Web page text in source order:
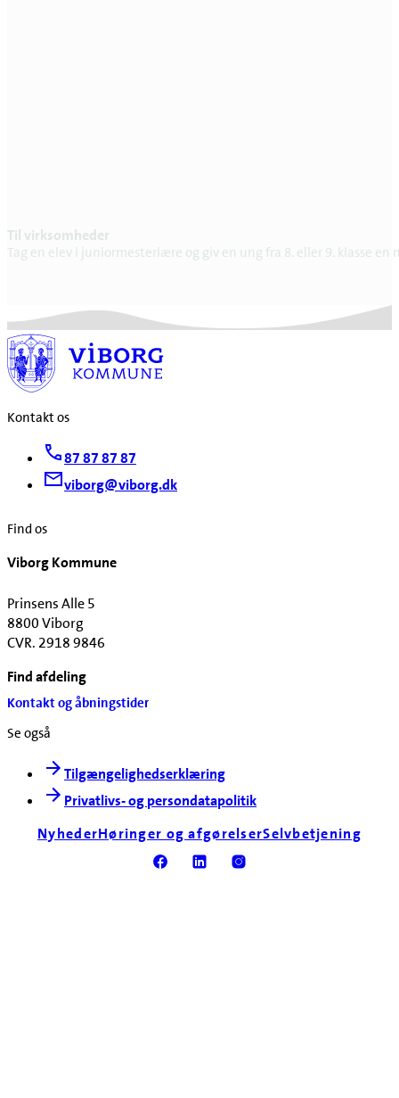
Til virksomheder
Tag en elev i juniormesterlære og giv en ung fra 8. eller 9. klasse
Kontakt os
87 87 87 87
viborg@viborg.dk
Find os
Viborg Kommune
Prinsens Alle 5
8800 Viborg
CVR. 2918 9846
Find afdeling
Kontakt og åbningstider
Se også
Tilgængelighedserklæring
Privatlivs- og persondatapolitik
NyhederHøringer og afgørelserSelvbetjening